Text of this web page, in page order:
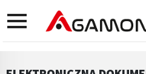
toggle
navigation